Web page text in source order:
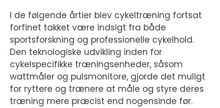
I de følgende årtier blev cykeltræning fortsat
forfinet takket være indsigt fra både
sportsforskning og professionelle cykelhold.
Den teknologiske udvikling inden for
cykelspecifikke træningsenheder, såsom
wattmåler og pulsmonitore, gjorde det muligt
for ryttere og trænere at måle og styre deres
træning mere præcist end nogensinde før.